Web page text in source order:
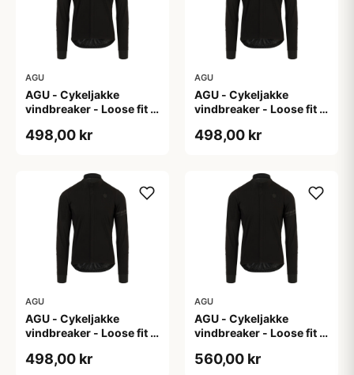
AGU
AGU - Cykeljakke
vindbreaker - Loose fit -
498,00 kr
AGU
AGU - Cykeljakke
vindbreaker - Loose fit -
498,00 kr
AGU
AGU - Cykeljakke
vindbreaker - Loose fit -
498,00 kr
AGU
AGU - Cykeljakke
vindbreaker - Loose fit -
560,00 kr